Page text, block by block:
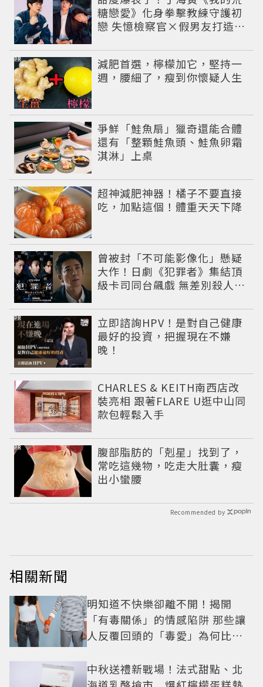
糖戀愛》化身拳擊教練守護初
戀 失憶檢察官×假男友打造今
減肥首選，檸檬加它，堅持一
週，腰細了，瘦到你懷疑人生
PR
爭鮮「鮭魚扇」獵奇還能合體
還有「整顆鮭魚頭、鮭魚卵霜
淇淋」上桌
超神減肥神器！橘子不要直接
吃，加點這個！體重天天下降
PR
曾被封「不可能影像化」懸疑
大作！日劇《犯罪者》集結頂
級卡司同台飆戲 無差別殺人案
立即諮詢HPV！是對自己健康
最好的投資，把握現在不嫌
晚！
PR
CHARLES & KEITH南西店改
裝亮相 跟著FLARE U逛中山同
款包輕鬆入手
腹部脂肪的「剋星」找到了，
常吃這幾物，吃走大肚囊，瘦
出小蠻腰
PR
Recommended by
相關新聞
明知道不快樂卻離不開！揭開
「有毒關係」的情感陷阱 那些讓
人反覆回頭的「毒愛」為何比菸
中秋送禮新戰場！法式甜點、北